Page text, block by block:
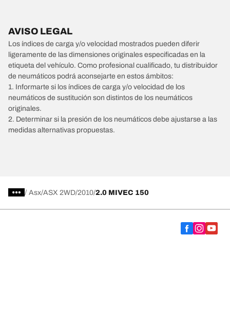
AVISO LEGAL
Los índices de carga y/o velocidad mostrados pueden diferir
ligeramente de las dimensiones originales especificadas en la
etiqueta del vehículo. Como profesional cualificado, tu distribuidor
de neumáticos podrá aconsejarte en estos ámbitos:
1. Informarte si los índices de carga y/o velocidad de los
neumáticos de sustitución son distintos de los neumáticos
originales.
2. Determinar si la presión de los neumáticos debe ajustarse a las
medidas alternativas propuestas.
/ Asx ASX 2WD 2010 2.0 MIVEC 150